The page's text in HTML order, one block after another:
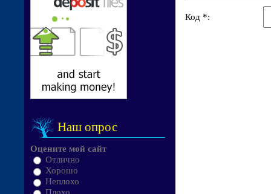
Наш опрос
Оцените мой сайт
Отлично
Хорошо
Неплохо
Код *: